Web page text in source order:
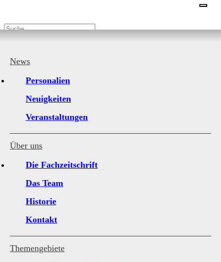
News
Personalien
Neuigkeiten
Veranstaltungen
Über uns
Die Fachzeitschrift
Das Team
Historie
Kontakt
Themengebiete
Messen und Veranstaltungen